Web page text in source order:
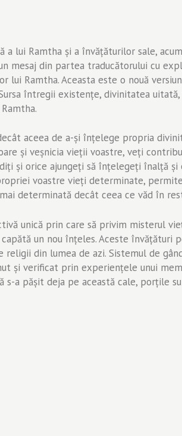
a lui Ramtha și a învățăturilor sale,
mesaj din partea traducătorului cu
lui Ramtha. Aceasta este o nouă
întregii existențe, divinitatea
aceea de a-și înțelege propria
și veșnicia vieții voastre, veți
și orice ajungeți să înțelegeți înalță
voastre vieți determinate,
determinată decât ceea ce văd în
unică prin care să privim misterul
un nou înţeles. Aceste
din lumea de azi. Sistemul de
şi verificat prin experienţele unui
s-a păşit deja pe această cale, porţile